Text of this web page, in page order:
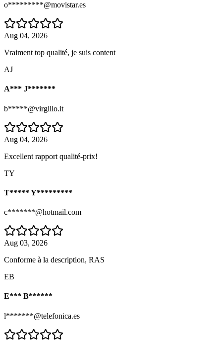
o*********@movistar.es
Aug 04, 2026
Vraiment top qualité, je suis content
AJ
A*** J*******
b*****@virgilio.it
Aug 04, 2026
Excellent rapport qualité-prix!
TY
T***** Y*********
c*******@hotmail.com
Aug 03, 2026
Conforme à la description, RAS
EB
E*** B******
l*******@telefonica.es